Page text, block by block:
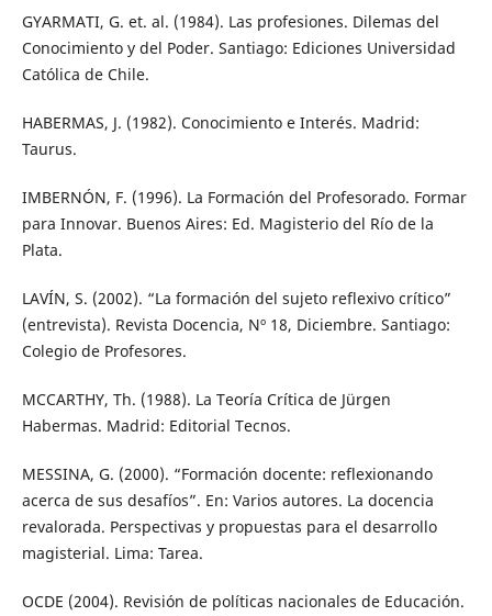
GYARMATI, G. et. al. (1984). Las profesiones. Dilemas del
Conocimiento y del Poder. Santiago: Ediciones Universidad
Católica de Chile.
HABERMAS, J. (1982). Conocimiento e Interés. Madrid:
Taurus.
IMBERNÓN, F. (1996). La Formación del Profesorado. Formar
para Innovar. Buenos Aires: Ed. Magisterio del Río de la
Plata.
LAVÍN, S. (2002). “La formación del sujeto reflexivo crítico”
(entrevista). Revista Docencia, Nº 18, Diciembre. Santiago:
Colegio de Profesores.
MCCARTHY, Th. (1988). La Teoría Crítica de Jürgen
Habermas. Madrid: Editorial Tecnos.
MESSINA, G. (2000). “Formación docente: reflexionando
acerca de sus desafíos”. En: Varios autores. La docencia
revalorada. Perspectivas y propuestas para el desarrollo
magisterial. Lima: Tarea.
OCDE (2004). Revisión de políticas nacionales de Educación.